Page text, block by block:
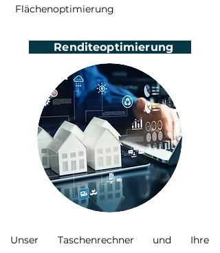
Flächenoptimierung
Renditeoptimierung
Unser Taschenrechner und Ihre